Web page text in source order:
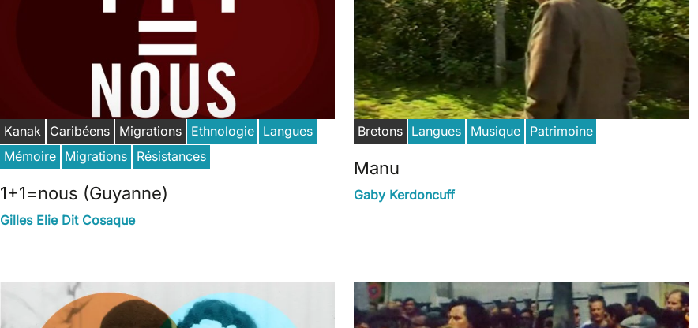
Kanak Caribéens Migrations Ethnologie
Langues
Mémoire
Migrations Résistances
1+1=nous (Guyanne)
Gilles Elie Dit Cosaque
Bretons Langues Musique Patrimoine
Manu
Gaby Kerdoncuff